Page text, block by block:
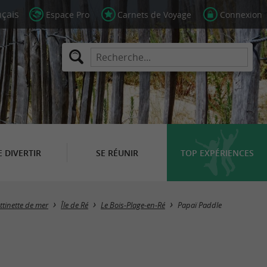
Espace Pro Carnets de Voyage Connexion
DIVERTIR SE RÉUNIR TOP EXPÉRIENCES
de mer Île de Ré Le Bois-Plage-en-Ré Papaï Paddle